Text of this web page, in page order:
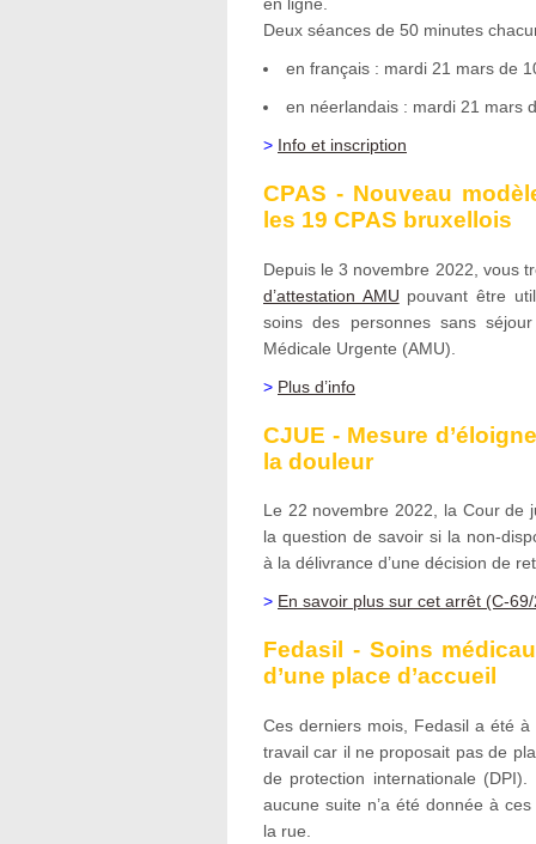
en ligne.
Deux séances de 50 minutes
en français : mardi 21 mars de
en néerlandais : mardi 21 mars
> Info et inscription
CPAS - Nouveau
les 19 CPAS bruxellois
Depuis le 3 novembre 2022, vous
d’attestation AMU pouvant être
soins des personnes sans
Médicale Urgente (AMU).
> Plus d’info
CJUE - Mesure
la douleur
Le 22 novembre 2022, la Cour de
la question de savoir si la non-
à la délivrance d’une décision de
> En savoir plus sur cet arrêt (C-
Fedasil - Soins
d’une place d’accueil
Ces derniers mois, Fedasil a été
travail car il ne proposait pas de
de protection internationale
aucune suite n’a été donnée à
la rue.